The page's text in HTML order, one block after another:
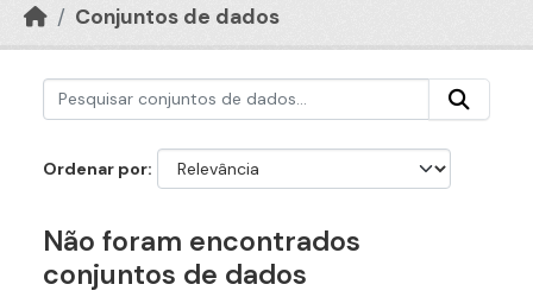
Conjuntos de dados
Ordenar por
Não foram encontrados
conjuntos de dados